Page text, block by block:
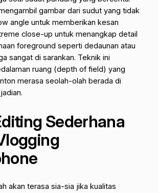
gambar dari sudut yang tidak
angle untuk memberikan kesan
close-up untuk menangkap detail
foreground seperti dedaunan atau
sangat di sarankan. Teknik ini
ruang (depth of field) yang
merasa seolah-olah berada di
Sederhana
akan terasa sia-sia jika kualitas